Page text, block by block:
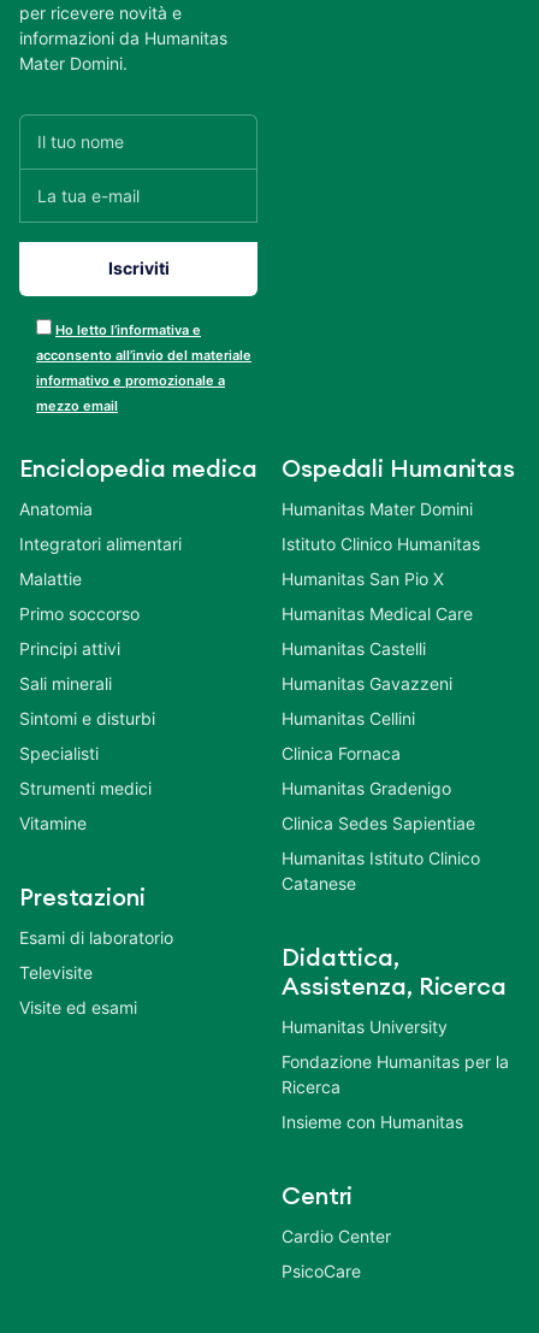
per ricevere novità e
informazioni da Humanitas
Mater Domini.
Ho letto l’informativa e
acconsento all’invio del materiale
informativo e promozionale a
mezzo email
Enciclopedia medica
Anatomia
Integratori alimentari
Malattie
Primo soccorso
Principi attivi
Sali minerali
Sintomi e disturbi
Specialisti
Strumenti medici
Vitamine
Prestazioni
Esami di laboratorio
Televisite
Visite ed esami
Ospedali Humanitas
Humanitas Mater Domini
Istituto Clinico Humanitas
Humanitas San Pio X
Humanitas Medical Care
Humanitas Castelli
Humanitas Gavazzeni
Humanitas Cellini
Clinica Fornaca
Humanitas Gradenigo
Clinica Sedes Sapientiae
Humanitas Istituto Clinico
Catanese
Didattica,
Assistenza, Ricerca
Humanitas University
Fondazione Humanitas per la
Ricerca
Insieme con Humanitas
Centri
Cardio Center
PsicoCare